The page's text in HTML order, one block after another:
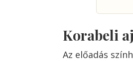
Korabeli
Az előadás